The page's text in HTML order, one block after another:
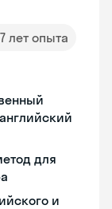
лет опыта
для
и